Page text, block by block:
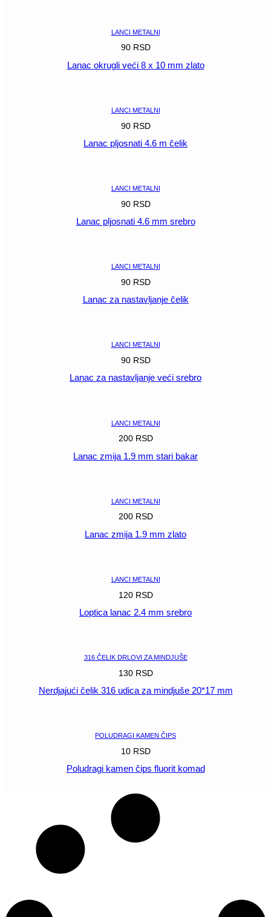
LANCI METALNI
90 RSD
Lanac okrugli veći 8 x 10 mm zlato
LANCI METALNI
90 RSD
Lanac pljosnati 4.6 m čelik
LANCI METALNI
90 RSD
Lanac pljosnati 4.6 mm srebro
LANCI METALNI
90 RSD
Lanac za nastavljanje čelik
LANCI METALNI
90 RSD
Lanac za nastavljanje veći srebro
LANCI METALNI
200 RSD
Lanac zmija 1.9 mm stari bakar
LANCI METALNI
200 RSD
Lanac zmija 1.9 mm zlato
LANCI METALNI
120 RSD
Loptica lanac 2.4 mm srebro
316 ČELIK DRLOVI ZA MINDJUŠE
130 RSD
Nerdjajući čelik 316 udica za mindjuše 20*17 mm
POLUDRAGI KAMEN ČIPS
10 RSD
Poludragi kamen čips fluorit komad